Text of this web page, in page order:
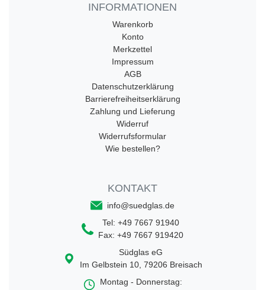
INFORMATIONEN
Warenkorb
Konto
Merkzettel
Impressum
AGB
Datenschutzerklärung
Barrierefreiheitserklärung
Zahlung und Lieferung
Widerruf
Widerrufsformular
Wie bestellen?
KONTAKT
info@suedglas.de
Tel: +49 7667 91940
Fax: +49 7667 919420
Südglas eG
Im Gelbstein 10, 79206 Breisach
Montag - Donnerstag: